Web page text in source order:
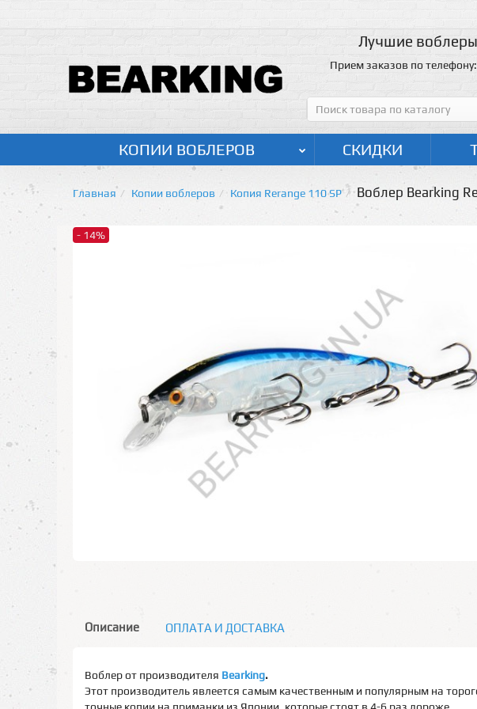
Лучшие воблеры
Прием заказов по телефону:
КОПИИ ВОБЛЕРОВ СКИДКИ
Главная Копии воблеров Копия Rerange 110 SP Воблер Bearking
- 14%
Описание ОПЛАТА И ДОСТАВКА
Воблер от производителя Bearking.
Этот производитель явлеется самым качественным и популярным на